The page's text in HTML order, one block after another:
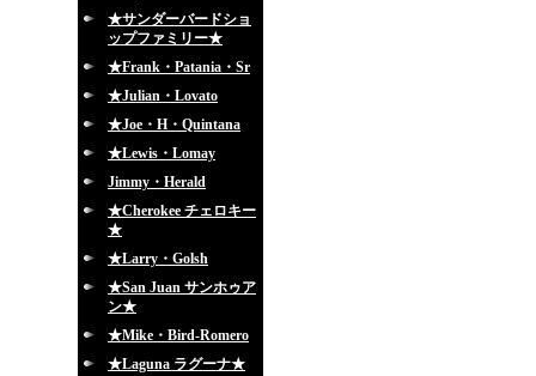
★サンダーバードショ
ップファミリー★
★Frank・Patania・Sr
★Julian・Lovato
★Joe・H・Quintana
★Lewis・Lomay
Jimmy・Herald
★Cherokee チェロキー
★
★Larry・Golsh
★San Juan サンホゥア
ン★
★Mike・Bird-Romero
★Laguna ラグーナ★